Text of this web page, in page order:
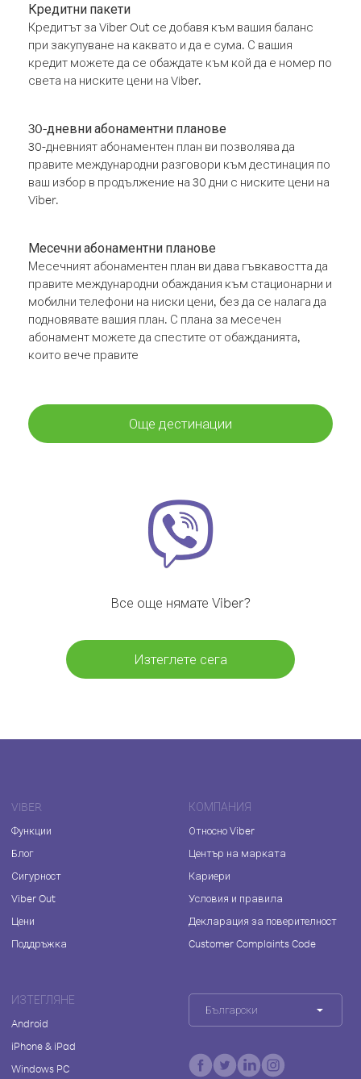
Кредитни пакети
Кредитът за Viber Out се добавя към вашия баланс
при закупуване на каквато и да е сума. С вашия
кредит можете да се обаждате към кой да е номер по
света на ниските цени на Viber.
30-дневни абонаментни планове
30-дневният абонаментен план ви позволява да
правите международни разговори към дестинация по
ваш избор в продължение на 30 дни с ниските цени на
Viber.
Месечни абонаментни планове
Месечният абонаментен план ви дава гъвкавостта да
правите международни обаждания към стационарни и
мобилни телефони на ниски цени, без да се налага да
подновявате вашия план. С плана за месечен
абонамент можете да спестите от обажданията,
които вече правите
Още дестинации
Все още нямате Viber?
Изтеглете сега
VIBER
Функции
Блог
Сигурност
Viber Out
Цени
Поддръжка
КОМПАНИЯ
Относно Viber
Център на марката
Кариери
Условия и правила
Декларация за поверителност
Customer Complaints Code
ИЗТЕГЛЯНЕ
Android
iPhone & iPad
Windows PC
Български